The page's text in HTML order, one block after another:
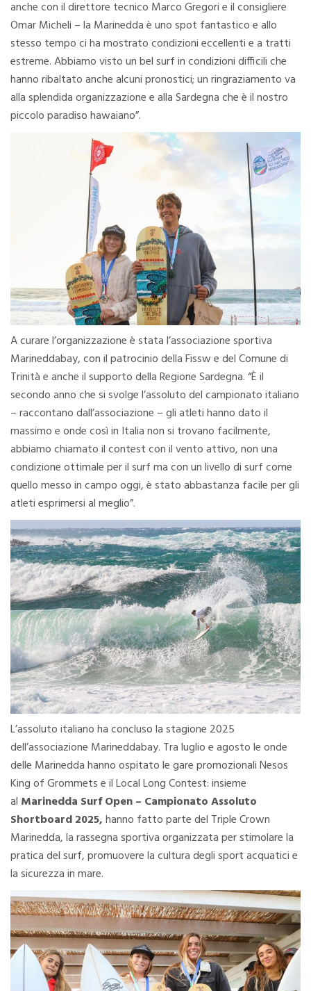
anche con il direttore tecnico Marco Gregori e il consigliere
Omar Micheli – la Marinedda è uno spot fantastico e allo
stesso tempo ci ha mostrato condizioni eccellenti e a tratti
estreme. Abbiamo visto un bel surf in condizioni difficili che
hanno ribaltato anche alcuni pronostici; un ringraziamento va
alla splendida organizzazione e alla Sardegna che è il nostro
piccolo paradiso hawaiano”.
A curare l’organizzazione è stata l’associazione sportiva
Marineddabay, con il patrocinio della Fissw e del Comune di
Trinità e anche il supporto della Regione Sardegna. “È il
secondo anno che si svolge l’assoluto del campionato italiano
– raccontano dall’associazione – gli atleti hanno dato il
massimo e onde così in Italia non si trovano facilmente,
abbiamo chiamato il contest con il vento attivo, non una
condizione ottimale per il surf ma con un livello di surf come
quello messo in campo oggi, è stato abbastanza facile per gli
atleti esprimersi al meglio”.
L’assoluto italiano ha concluso la stagione 2025
dell’associazione Marineddabay. Tra luglio e agosto le onde
delle Marinedda hanno ospitato le gare promozionali Nesos
King of Grommets e il Local Long Contest: insieme
al Marinedda Surf Open – Campionato Assoluto
Shortboard 2025,hanno fatto parte del Triple Crown
Marinedda, la rassegna sportiva organizzata per stimolare la
pratica del surf, promuovere la cultura degli sport acquatici e
la sicurezza in mare.